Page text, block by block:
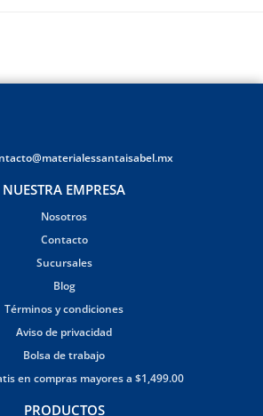
NUESTRA EMPRESA
Nosotros
Contacto
Sucursales
Blog
Términos y condiciones
Aviso de privacidad
Bolsa de trabajo
en compras mayores a $1,499.00
PRODUCTOS